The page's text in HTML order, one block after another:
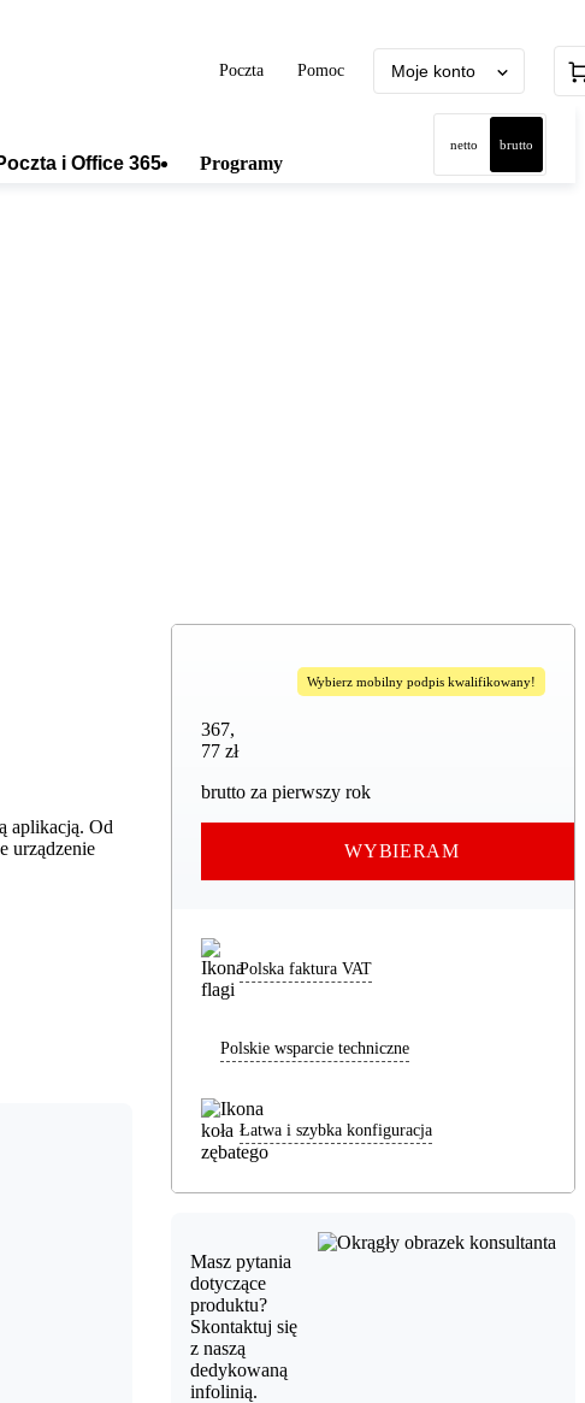
Poczta Pomoc Moje konto
i Office 365 Programy
netto brutto
aplikacją. Od
urządzenie
Wybierz mobilny podpis kwalifikowany!
367,77 zł
367,
77 zł
brutto za pierwszy rok
WYBIERAM
Polska faktura VAT
Polskie wsparcie techniczne
Łatwa i szybka konfiguracja
Masz pytania
dotyczące
produktu?
Skontaktuj się
z naszą
dedykowaną
infolinią.